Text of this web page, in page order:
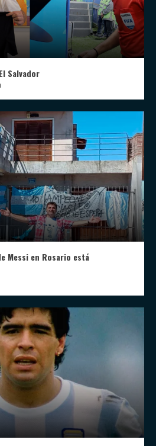
Salvador
Messi en Rosario está